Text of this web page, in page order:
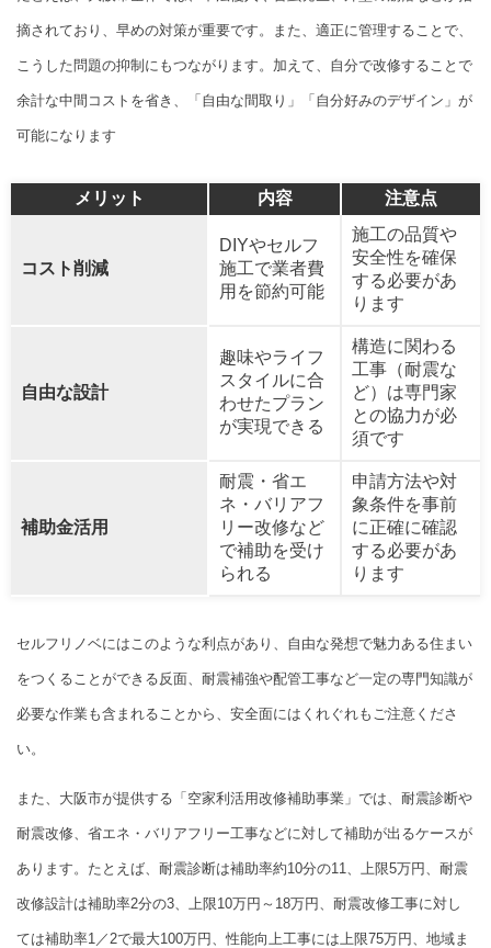
摘されており、早めの対策が重要です。また、適正に管理することで、
こうした問題の抑制にもつながります。加えて、自分で改修することで
余計な中間コストを省き、「自由な間取り」「自分好みのデザイン」が
可能になります
メリット 内容 注意点
コスト削減
DIYやセルフ
施工で業者費
用を節約可能
施工の品質や
安全性を確保
する必要があ
ります
自由な設計
趣味やライフ
スタイルに合
わせたプラン
が実現できる
構造に関わる
工事（耐震な
ど）は専門家
との協力が必
須です
補助金活用
耐震・省エ
ネ・バリアフ
リー改修など
で補助を受け
られる
申請方法や対
象条件を事前
に正確に確認
する必要があ
ります
セルフリノベにはこのような利点があり、自由な発想で魅力ある住まい
をつくることができる反面、耐震補強や配管工事など一定の専門知識が
必要な作業も含まれることから、安全面にはくれぐれもご注意くださ
い。
また、大阪市が提供する「空家利活用改修補助事業」では、耐震診断や
耐震改修、省エネ・バリアフリー工事などに対して補助が出るケースが
あります。たとえば、耐震診断は補助率約10分の11、上限5万円、耐震
改修設計は補助率2分の3、上限10万円～18万円、耐震改修工事に対し
ては補助率1／2で最大100万円、性能向上工事には上限75万円、地域ま